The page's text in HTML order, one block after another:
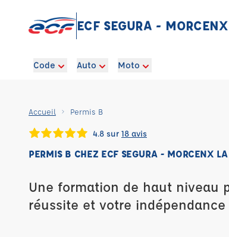
ECF SEGURA -
Code Auto Moto
Accueil Permis B
4.8 sur 18 avis
PERMIS B CHEZ ECF SEGURA - MORCENX
Une formation de haut niveau
réussite et votre indépendance